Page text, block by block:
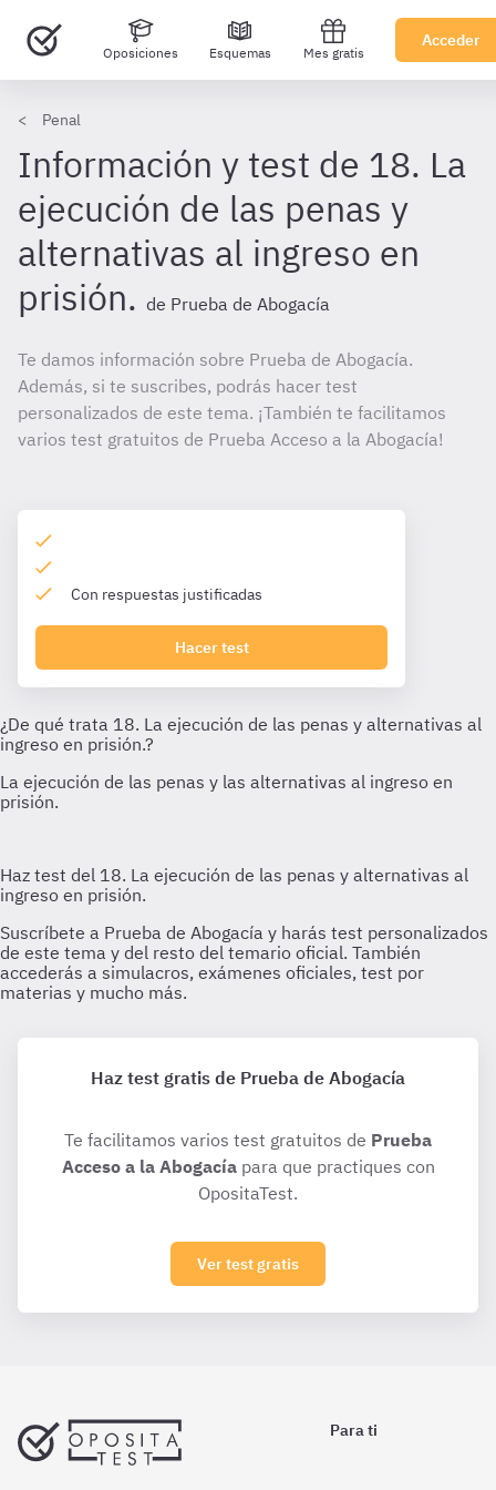
Oposiciones Esquemas Mes gratis
Acceder
Penal
Información y test de 18. La
ejecución de las penas y
alternativas al ingreso en
prisión. de Prueba de Abogacía
Te damos información sobre Prueba de Abogacía.
Además, si te suscribes, podrás hacer test
personalizados de este tema. ¡También te facilitamos
varios test gratuitos de Prueba Acceso a la Abogacía!
Con respuestas justificadas
Hacer test
Haz test gratis de Prueba de Abogacía
Te facilitamos varios test gratuitos de Prueba
Acceso a la Abogacíapara que practiques con
OpositaTest.
Ver test gratis
Para ti